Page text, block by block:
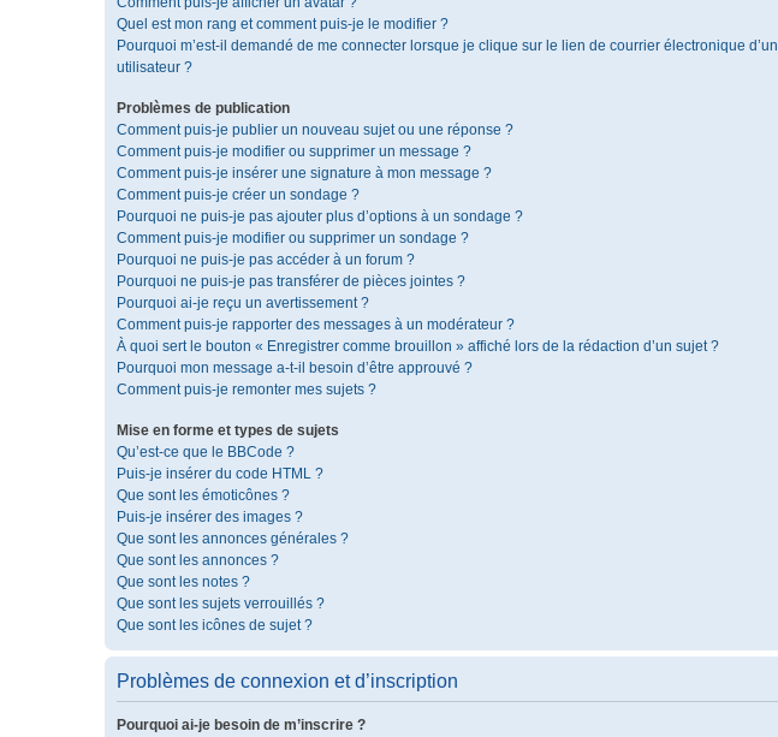
Quel est mon rang et comment puis-je le modifier ?
Pourquoi m’est-il demandé de me connecter lorsque je clique sur le lien de courrier électronique d’un
utilisateur ?
Problèmes de publication
Comment puis-je publier un nouveau sujet ou une réponse ?
Comment puis-je modifier ou supprimer un message ?
Comment puis-je insérer une signature à mon message ?
Comment puis-je créer un sondage ?
Pourquoi ne puis-je pas ajouter plus d’options à un sondage ?
Comment puis-je modifier ou supprimer un sondage ?
Pourquoi ne puis-je pas accéder à un forum ?
Pourquoi ne puis-je pas transférer de pièces jointes ?
Pourquoi ai-je reçu un avertissement ?
Comment puis-je rapporter des messages à un modérateur ?
À quoi sert le bouton « Enregistrer comme brouillon » affiché lors de la rédaction d’un sujet ?
Pourquoi mon message a-t-il besoin d’être approuvé ?
Comment puis-je remonter mes sujets ?
Mise en forme et types de sujets
Qu’est-ce que le BBCode ?
Puis-je insérer du code HTML ?
Que sont les émoticônes ?
Puis-je insérer des images ?
Que sont les annonces générales ?
Que sont les annonces ?
Que sont les notes ?
Que sont les sujets verrouillés ?
Que sont les icônes de sujet ?
Problèmes de connexion et d’inscription
Pourquoi ai-je besoin de m’inscrire ?